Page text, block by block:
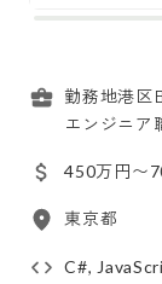
勤務地港区
エンジニ
450万円〜
東京都
C#,